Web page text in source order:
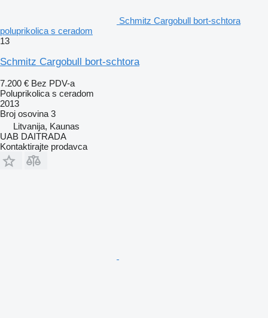
Schmitz Cargobull bort-schtora
poluprikolica s ceradom
13
Schmitz Cargobull bort-schtora
7.200 € Bez PDV-a
Poluprikolica s ceradom
2013
Broj osovina 3
Litvanija, Kaunas
UAB DAITRADA
Kontaktirajte prodavca